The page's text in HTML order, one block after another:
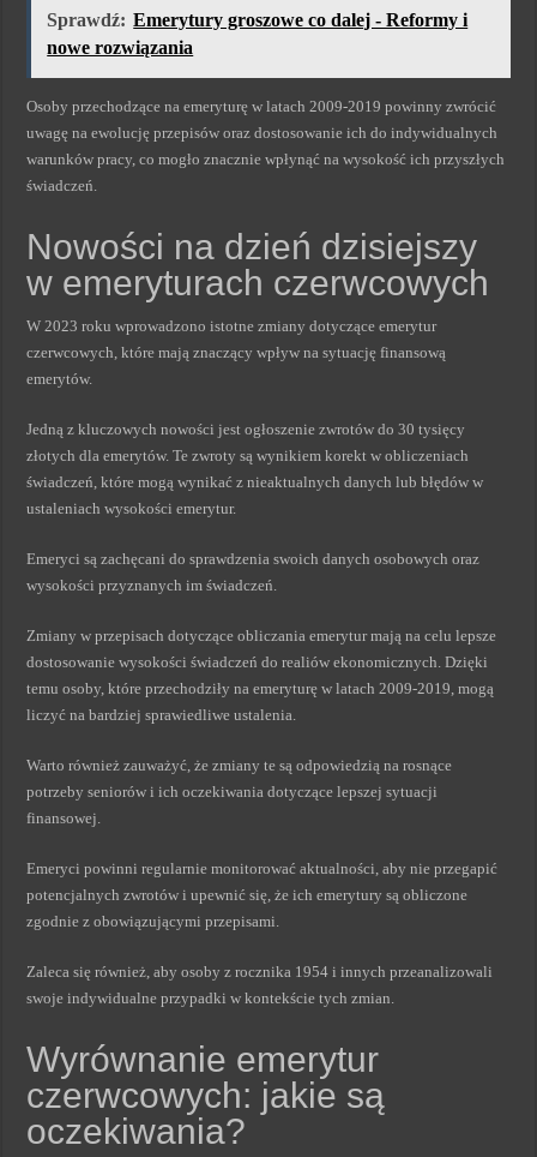
Sprawdź: Emerytury groszowe co dalej - Reformy i
nowe rozwiązania
Osoby przechodzące na emeryturę w latach 2009-2019 powinny zwrócić
uwagę na ewolucję przepisów oraz dostosowanie ich do indywidualnych
warunków pracy, co mogło znacznie wpłynąć na wysokość ich przyszłych
świadczeń.
Nowości na dzień dzisiejszy
w emeryturach czerwcowych
W 2023 roku wprowadzono istotne zmiany dotyczące emerytur
czerwcowych, które mają znaczący wpływ na sytuację finansową
emerytów.
Jedną z kluczowych nowości jest ogłoszenie zwrotów do 30 tysięcy
złotych dla emerytów. Te zwroty są wynikiem korekt w obliczeniach
świadczeń, które mogą wynikać z nieaktualnych danych lub błędów w
ustaleniach wysokości emerytur.
Emeryci są zachęcani do sprawdzenia swoich danych osobowych oraz
wysokości przyznanych im świadczeń.
Zmiany w przepisach dotyczące obliczania emerytur mają na celu lepsze
dostosowanie wysokości świadczeń do realiów ekonomicznych. Dzięki
temu osoby, które przechodziły na emeryturę w latach 2009-2019, mogą
liczyć na bardziej sprawiedliwe ustalenia.
Warto również zauważyć, że zmiany te są odpowiedzią na rosnące
potrzeby seniorów i ich oczekiwania dotyczące lepszej sytuacji
finansowej.
Emeryci powinni regularnie monitorować aktualności, aby nie przegapić
potencjalnych zwrotów i upewnić się, że ich emerytury są obliczone
zgodnie z obowiązującymi przepisami.
Zaleca się również, aby osoby z rocznika 1954 i innych przeanalizowali
swoje indywidualne przypadki w kontekście tych zmian.
Wyrównanie emerytur
czerwcowych: jakie są
oczekiwania?